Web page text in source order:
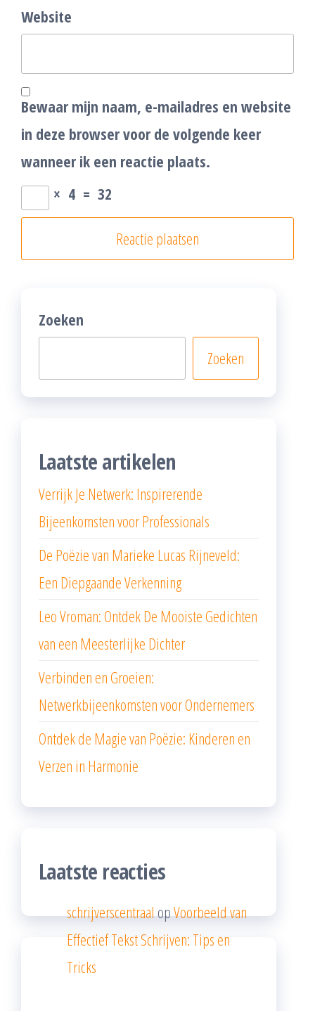
Website
Bewaar mijn naam, e-mailadres en website
in deze browser voor de volgende keer
wanneer ik een reactie plaats.
× 4 = 32
Zoeken
Zoeken
Laatste artikelen
Verrijk Je Netwerk: Inspirerende
Bijeenkomsten voor Professionals
De Poëzie van Marieke Lucas Rijneveld:
Een Diepgaande Verkenning
Leo Vroman: Ontdek De Mooiste Gedichten
van een Meesterlijke Dichter
Verbinden en Groeien:
Netwerkbijeenkomsten voor Ondernemers
Ontdek de Magie van Poëzie: Kinderen en
Verzen in Harmonie
Laatste reacties
schrijverscentraalopVoorbeeld van
Effectief Tekst Schrijven: Tips en
Tricks